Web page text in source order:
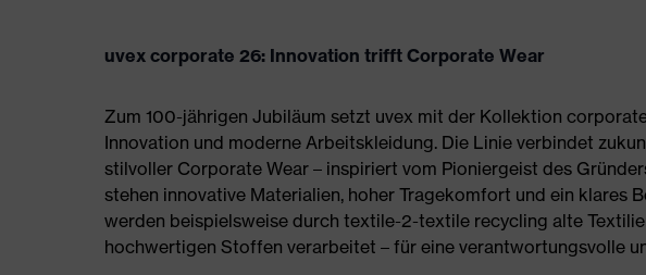
uvex corporate 26: Innovation trifft Corporate Wear
Zum 100-jährigen Jubiläum setzt uvex mit der Kollektion
Innovation und moderne Arbeitskleidung. Die Linie verbindet
stilvoller Corporate Wear – inspiriert vom Pioniergeist des
stehen innovative Materialien, hoher Tragekomfort und ein klares
werden beispielsweise durch textile-2-textile recycling alte
hochwertigen Stoffen verarbeitet – für eine verantwortungsvolle